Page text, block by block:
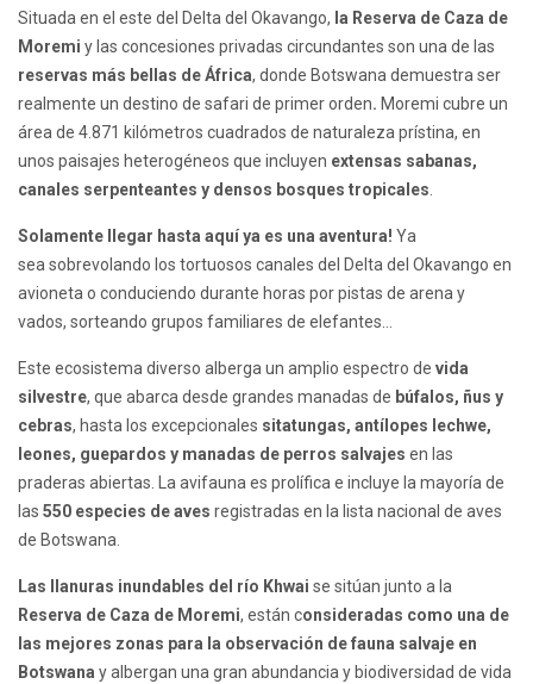
Situada en el este del Delta del Okavango, la Reserva de Caza de
Moremi y las concesiones privadas circundantes son una de las
reservas más bellas de África, donde Botswana demuestra ser
realmente un destino de safari de primer orden. Moremi cubre un
área de 4.871 kilómetros cuadrados de naturaleza prístina, en
unos paisajes heterogéneos que incluyen extensas sabanas,
canales serpenteantes y densos bosques tropicales.
Solamente llegar hasta aquí ya es una aventura! Ya
sea sobrevolando los tortuosos canales del Delta del Okavango en
avioneta o conduciendo durante horas por pistas de arena y
vados, sorteando grupos familiares de elefantes…
Este ecosistema diverso alberga un amplio espectro de vida
silvestre, que abarca desde grandes manadas de búfalos, ñus y
cebras, hasta los excepcionales sitatungas, antílopes lechwe,
leones, guepardos y manadas de perros salvajes en las
praderas abiertas. La avifauna es prolífica e incluye la mayoría de
las 550 especies de aves registradas en la lista nacional de aves
de Botswana.
Las llanuras inundables del río Khwai se sitúan junto a la
Reserva de Caza de Moremi, están consideradas como una de
las mejores zonas para la observación de fauna salvaje en
Botswana y albergan una gran abundancia y biodiversidad de vida